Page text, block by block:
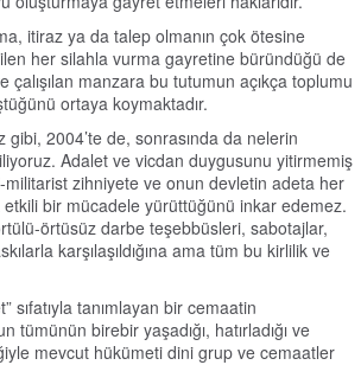
itiraz ya da talep olmanın çok ötesine
her silahla vurma gayretine büründüğü de
manzara bu tutumun açıkça toplumu
ortaya koymaktadır.
gibi, 2004’te de, sonrasında da nelerin
Adalet ve vicdan duygusunu yitirmemiş
zihniyete ve onun devletin adeta her
etkili bir mücadele yürüttüğünü inkar edemez.
örtüsüz darbe teşebbüsleri, sabotajlar,
karşılaşıldığına ama tüm bu kirlilik ve
tanımlayan bir cemaatin
birebir yaşadığı, hatırladığı ve
mevcut hükümeti dini grup ve cemaatler